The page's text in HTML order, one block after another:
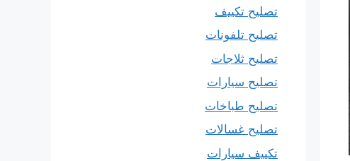
تصليح تكييف
تصليح تلفونات
تصليح ثلاجات
تصليح سيارات
تصليح طباخات
تصليح غسالات
تكييف سيارات